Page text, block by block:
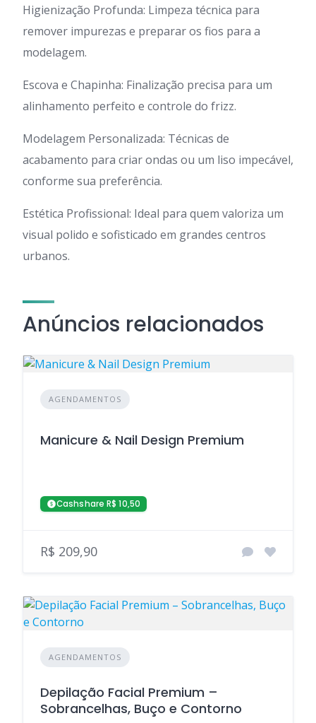
Higienização Profunda: Limpeza técnica para
remover impurezas e preparar os fios para a
modelagem.
Escova e Chapinha: Finalização precisa para um
alinhamento perfeito e controle do frizz.
Modelagem Personalizada: Técnicas de
acabamento para criar ondas ou um liso impecável,
conforme sua preferência.
Estética Profissional: Ideal para quem valoriza um
visual polido e sofisticado em grandes centros
urbanos.
Anúncios relacionados
AGENDAMENTOS
Manicure & Nail Design Premium
Cashshare R$ 10,50
R$ 209,90
AGENDAMENTOS
Depilação Facial Premium –
Sobrancelhas, Buço e Contorno